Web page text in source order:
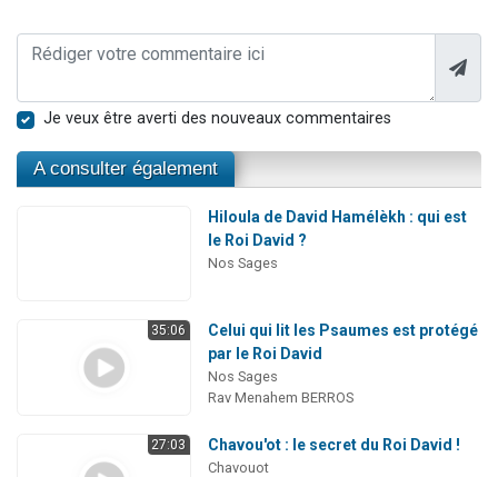
Je veux être averti des nouveaux commentaires
A consulter également
Hiloula de David Hamélèkh : qui est
le Roi David ?
Nos Sages
35:06
Celui qui lit les Psaumes est protégé
par le Roi David
Nos Sages
Rav Menahem BERROS
27:03 Chavou'ot : le secret du Roi David !
Chavouot